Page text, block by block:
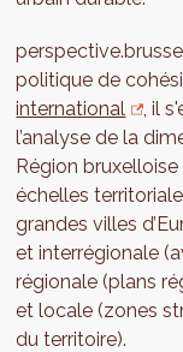
politique de
international
, il
l’analyse de la
Région
échelles
grandes villes
et interrégionale
régionale (plans
et locale (zones
du territoire).